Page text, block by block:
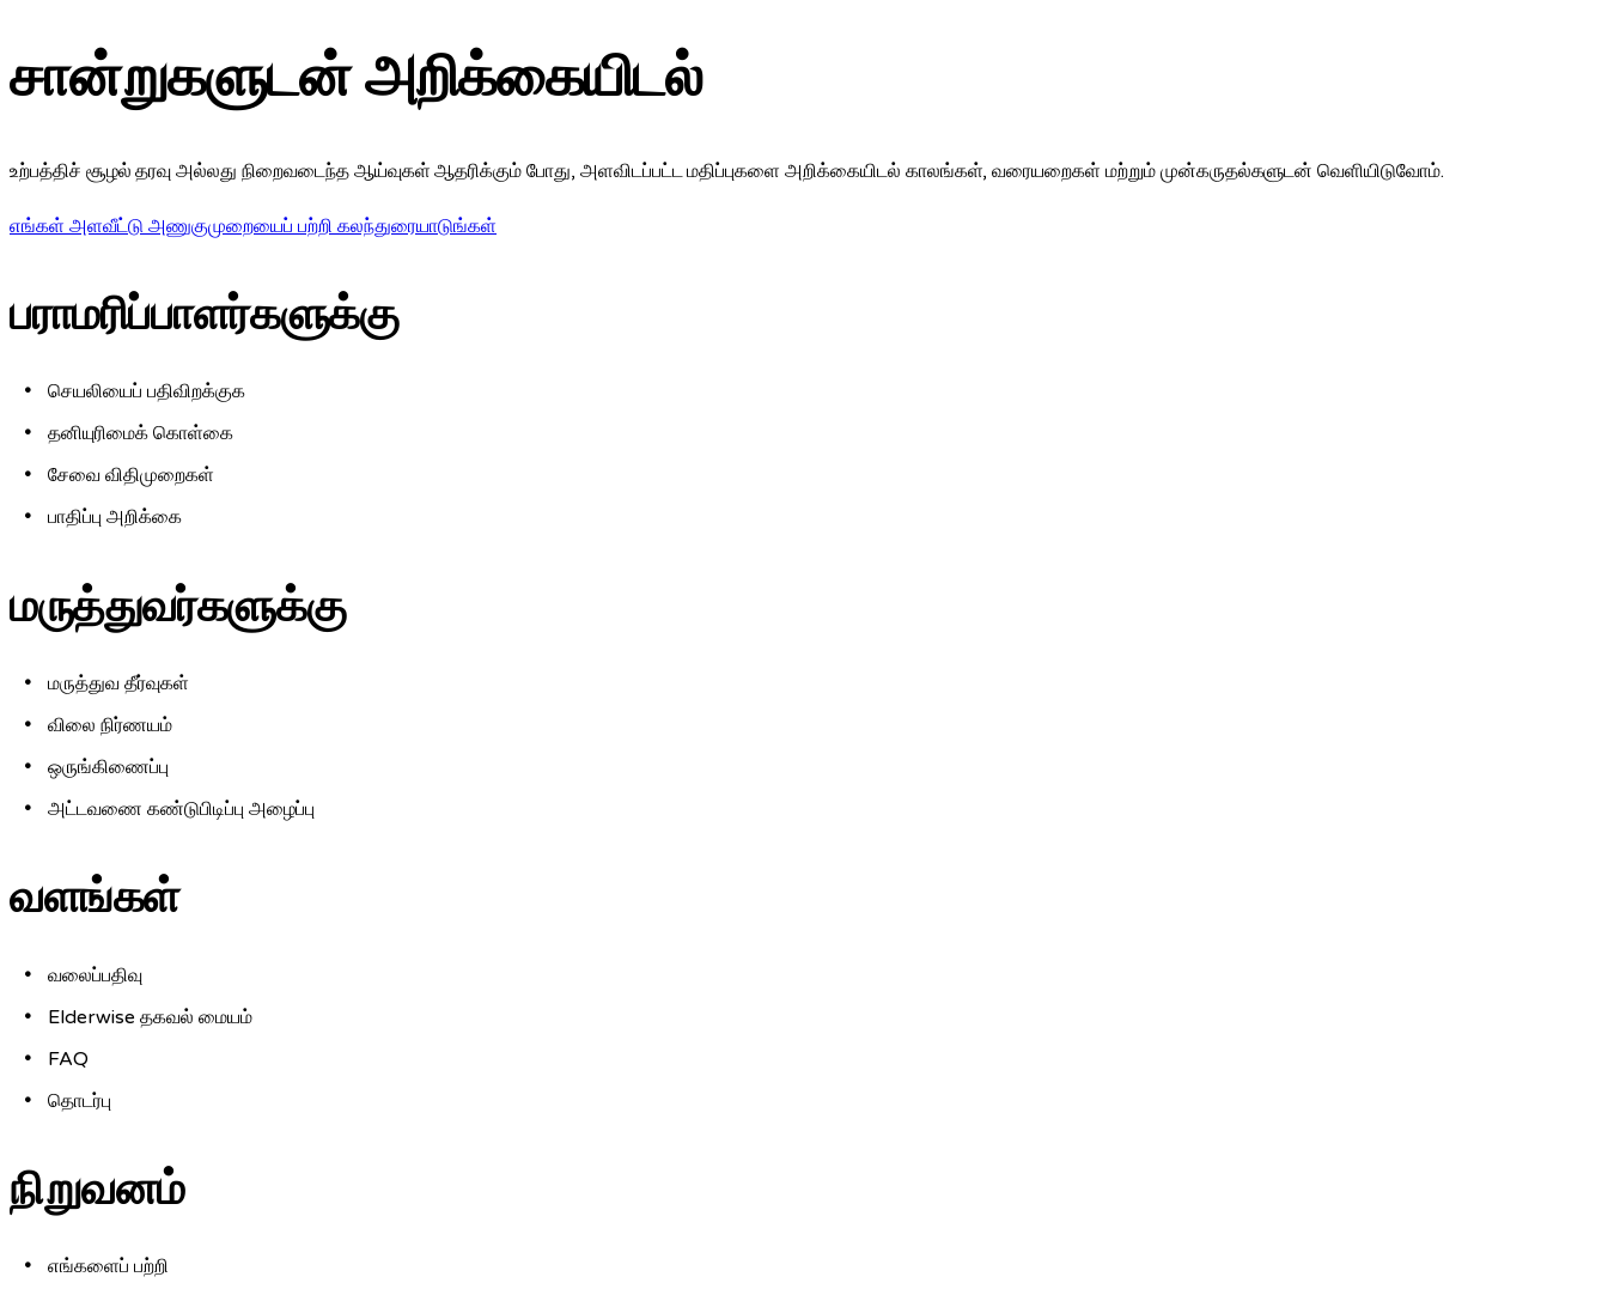
சான்றுகளுடன் அறிக்கையிடல்
உற்பத்திச் சூழல் தரவு அல்லது நிறைவடைந்த ஆய்வுகள் ஆதரிக்கும் போது, அளவிடப்பட்ட மதிப்புகளை அறிக்கையிடல் காலங்கள், வரையறைகள் மற்றும் முன்கருதல்களுடன் வெளியிடுவோம்.
எங்கள் அளவீட்டு அணுகுமுறையைப் பற்றி கலந்துரையாடுங்கள்
பராமரிப்பாளர்களுக்கு
செயலியைப் பதிவிறக்குக
தனியுரிமைக் கொள்கை
சேவை விதிமுறைகள்
பாதிப்பு அறிக்கை
மருத்துவர்களுக்கு
மருத்துவ தீர்வுகள்
விலை நிர்ணயம்
ஒருங்கிணைப்பு
அட்டவணை கண்டுபிடிப்பு அழைப்பு
வளங்கள்
வலைப்பதிவு
Elderwise தகவல் மையம்
FAQ
தொடர்பு
நிறுவனம்
எங்களைப் பற்றி